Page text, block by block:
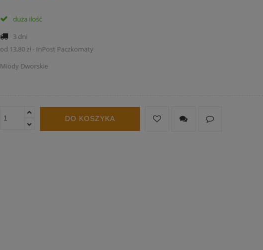
duża ilość
3 dni
od 13,80 zł- InPost Paczkomaty
Miody Dworskie
DO KOSZYKA